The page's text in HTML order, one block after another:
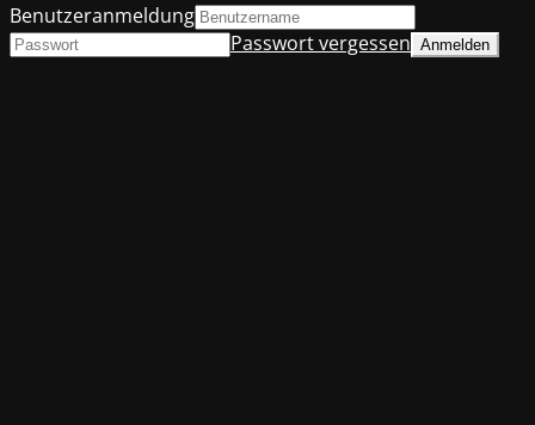
Benutzeranmeldung
Passwort vergessen